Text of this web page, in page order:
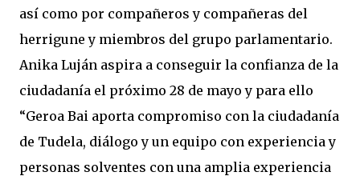
así como por compañeros y compañeras del
herrigune y miembros del grupo parlamentario.
Anika Luján aspira a conseguir la confianza de la
ciudadanía el próximo 28 de mayo y para ello
“Geroa Bai aporta compromiso con la ciudadanía
de Tudela, diálogo y un equipo con experiencia y
personas solventes con una amplia experiencia